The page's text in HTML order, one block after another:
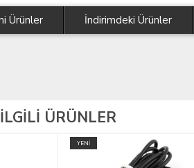
Ürünler İndirimdeki Ürünler
İLGİLİ ÜRÜNLER